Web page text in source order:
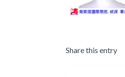
Share this entry